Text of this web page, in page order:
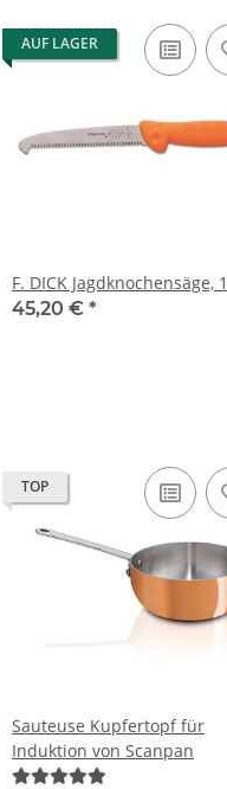
AUF LAGER
F. DICK Jagdknochensäge,
45,20 € *
TOP
Sauteuse Kupfertopf für
Induktion von Scanpan